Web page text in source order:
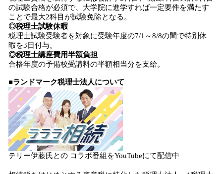
の試験合格が必須で、大学院に進学すれば一定要件を満たす
ことで最大2科目が試験免除となる。
◎税理士試験休暇
税理士試験受験者を対象に受験年度の7/1～8/8の間で特別休
暇を3日付与。
◎税理士講座費用半額負担
合格年度の予備校受講料の半額相当分を支給。
■ランドマーク税理士法人について
テリー伊藤氏との コラボ番組をYouTubeにて配信中